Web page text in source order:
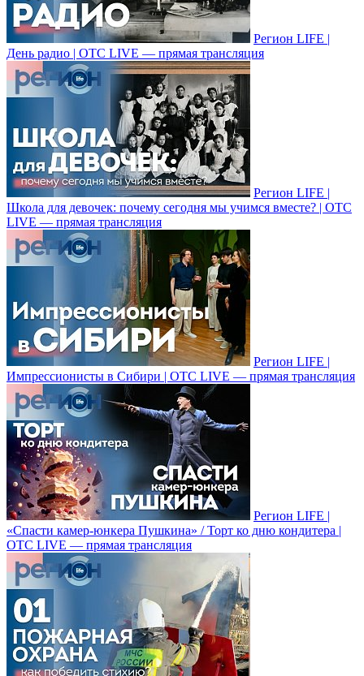
Регион LIFE |
День радио | ОТС LIVE — прямая трансляция
Регион LIFE |
Школа для девочек: почему сегодня мы учимся вместе? | ОТС
LIVE — прямая трансляция
Регион LIFE |
Импрессионисты в Cибири | ОТС LIVE — прямая трансляция
Регион LIFE |
«Спасти камер-юнкера Пушкина» / Торт ко дню кондитера |
ОТС LIVE — прямая трансляция